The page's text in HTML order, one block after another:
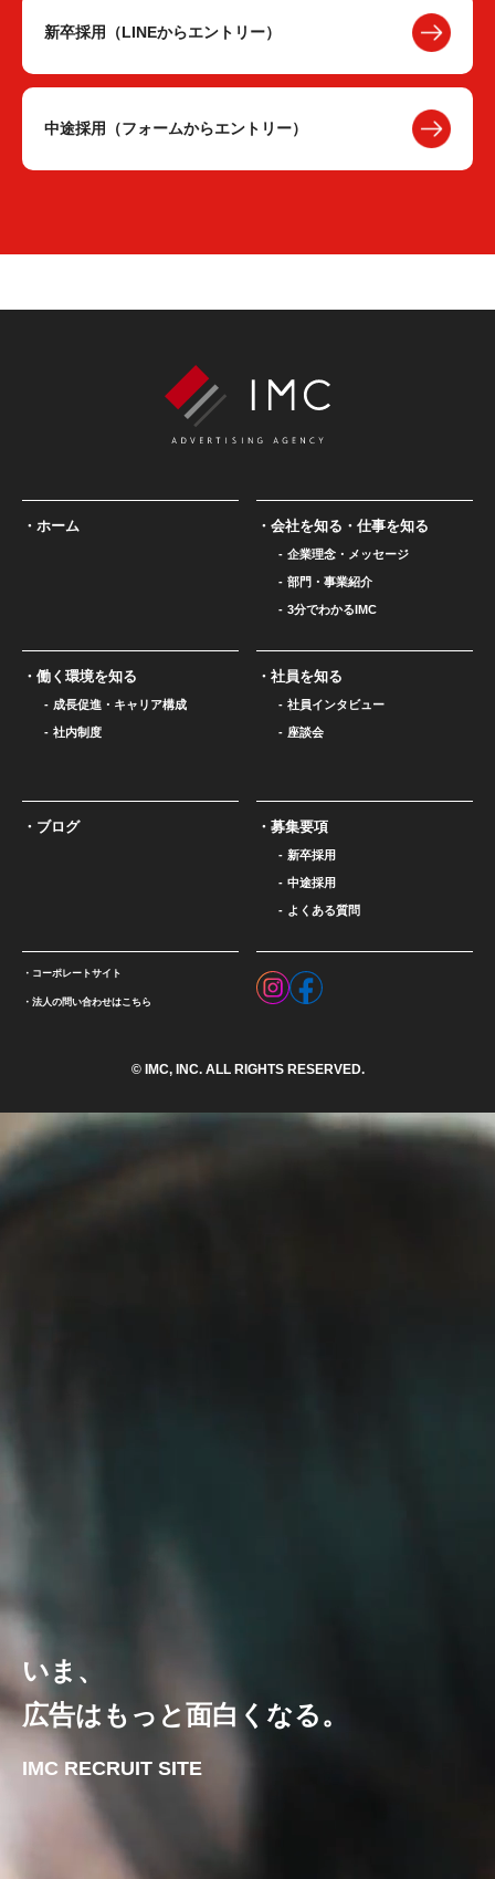
新卒採用（LINEからエントリー）
中途採用（フォームからエントリー）
ホーム 会社を知る・仕事を知る
企業理念・メッセージ
部門・事業紹介
3分でわかるIMC
働く環境を知る
成長促進・キャリア構成
社内制度
社員を知る
社員インタビュー
座談会
ブログ 募集要項
新卒採用
中途採用
よくある質問
コーポレートサイト
法人の問い合わせはこちら
© IMC, INC. ALL RIGHTS RESERVED.
いま、
広告はもっと面白くなる。
IMC RECRUIT SITE